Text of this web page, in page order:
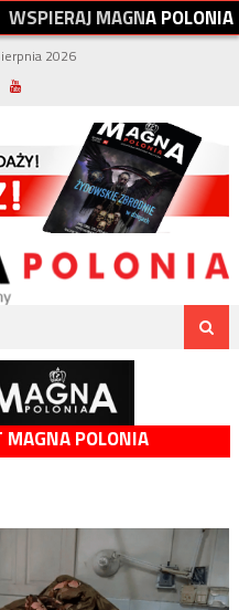
WSPIERAJMAGNAPOLONIA
2026
MAGNA POLONIA